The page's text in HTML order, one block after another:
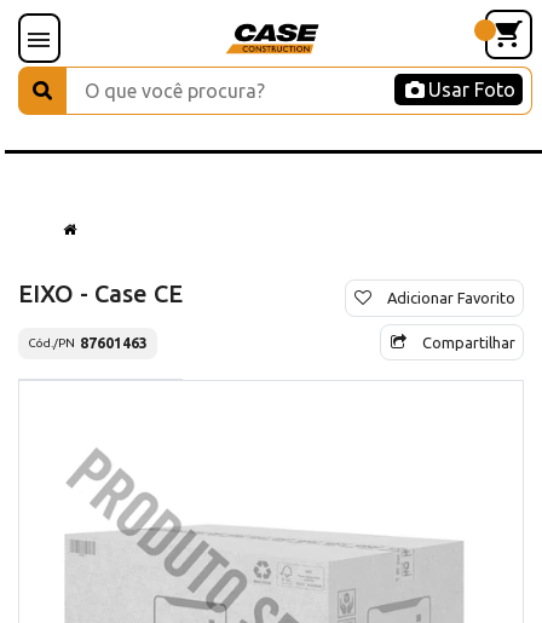
Usar Foto
EIXO - Case CE
Cód./PN 87601463
Adicionar Favorito
Compartilhar